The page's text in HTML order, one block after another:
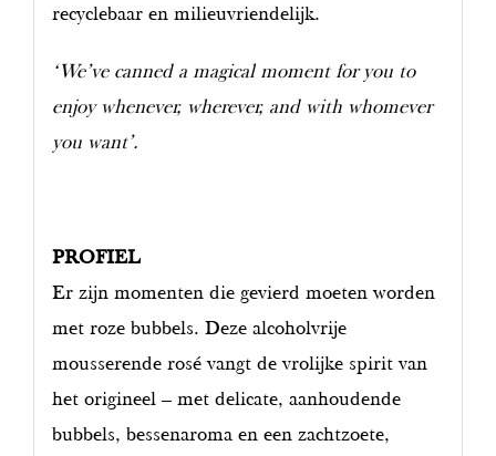
recyclebaar en milieuvriendelijk.
‘We’ve canned a magical moment for you to
enjoy whenever, wherever, and with whomever
you want’.
PROFIEL
Er zijn momenten die gevierd moeten worden
met roze bubbels. Deze alcoholvrije
mousserende rosé vangt de vrolijke spirit van
het origineel – met delicate, aanhoudende
bubbels, bessenaroma en een zachtzoete,